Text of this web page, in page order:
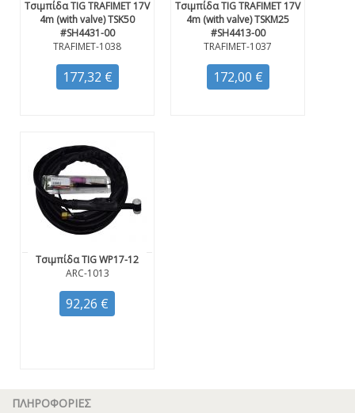
Τσιμπίδα TIG TRAFIMET 17V
4m (with valve) TSK50
#SH4431-00
TRAFIMET-1038
177,32 €
Τσιμπίδα TIG TRAFIMET 17V
4m (with valve) TSKM25
#SH4413-00
TRAFIMET-1037
172,00 €
Τσιμπίδα TIG WP17-12
ARC-1013
92,26 €
ΠΛΗΡΟΦΟΡΙΕΣ